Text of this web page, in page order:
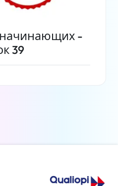
начинающих -
39